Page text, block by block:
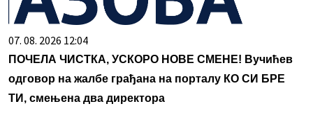
07. 08. 2026 12:04
ПОЧЕЛА ЧИСТКА, УСКОРО НОВЕ СМЕНЕ! Вучићев
одговор на жалбе грађана на порталу КО СИ БРЕ
ТИ, смењена два директора